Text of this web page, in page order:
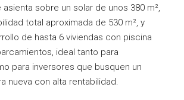
sobre un solar de unos 380 m²,
total aproximada de 530 m², y
de hasta 6 viviendas con piscina
ideal tanto para
para inversores que busquen un
nueva con alta rentabilidad.